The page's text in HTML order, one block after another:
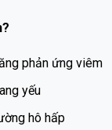
phản ứng viêm
yếu
hô hấp